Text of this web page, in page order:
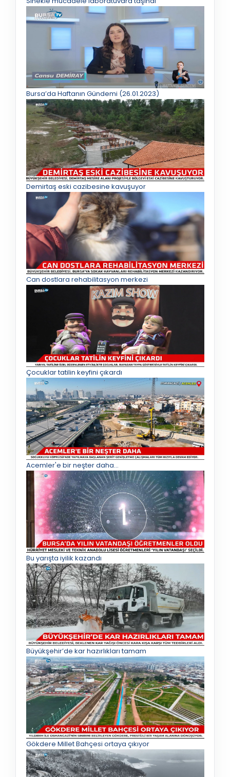
Bursa’da Haftanın Gündemi (26.01.2023)
Demirtaş eski cazibesine kavuşuyor
Can dostlara rehabilitasyon merkezi
Çocuklar tatilin keyfini çıkardı
Acemler'e bir neşter daha...
Bu yarışta iyilik kazandı
Büyükşehir’de kar hazırlıkları tamam
Gökdere Millet Bahçesi ortaya çıkıyor